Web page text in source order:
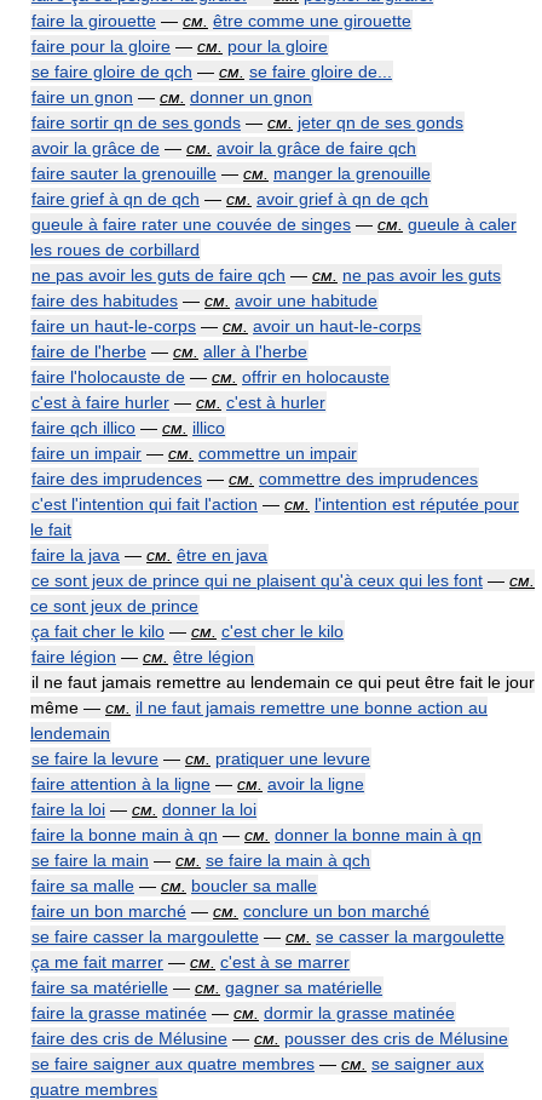
faire la girouette — см. être comme une girouette
faire pour la gloire — см. pour la gloire
se faire gloire de qch — см. se faire gloire de...
faire un gnon — см. donner un gnon
faire sortir qn de ses gonds — см. jeter qn de ses gonds
avoir la grâce de — см. avoir la grâce de faire qch
faire sauter la grenouille — см. manger la grenouille
faire grief à qn de qch — см. avoir grief à qn de qch
gueule à faire rater une couvée de singes — см. gueule à caler
les roues de corbillard
ne pas avoir les guts de faire qch — см. ne pas avoir les guts
faire des habitudes — см. avoir une habitude
faire un haut-le-corps — см. avoir un haut-le-corps
faire de l'herbe — см. aller à l'herbe
faire l'holocauste de — см. offrir en holocauste
c'est à faire hurler — см. c'est à hurler
faire qch illico — см. illico
faire un impair — см. commettre un impair
faire des imprudences — см. commettre des imprudences
c'est l'intention qui fait l'action — см. l'intention est réputée pour
le fait
faire la java — см. être en java
ce sont jeux de prince qui ne plaisent qu'à ceux qui les font — см.
ce sont jeux de prince
ça fait cher le kilo — см. c'est cher le kilo
faire légion — см. être légion
il ne faut jamais remettre au lendemain ce qui peut être fait le jour
même — см. il ne faut jamais remettre une bonne action au
lendemain
se faire la levure — см. pratiquer une levure
faire attention à la ligne — см. avoir la ligne
faire la loi — см. donner la loi
faire la bonne main à qn — см. donner la bonne main à qn
se faire la main — см. se faire la main à qch
faire sa malle — см. boucler sa malle
faire un bon marché — см. conclure un bon marché
se faire casser la margoulette — см. se casser la margoulette
ça me fait marrer — см. c'est à se marrer
faire sa matérielle — см. gagner sa matérielle
faire la grasse matinée — см. dormir la grasse matinée
faire des cris de Mélusine — см. pousser des cris de Mélusine
se faire saigner aux quatre membres — см. se saigner aux
quatre membres